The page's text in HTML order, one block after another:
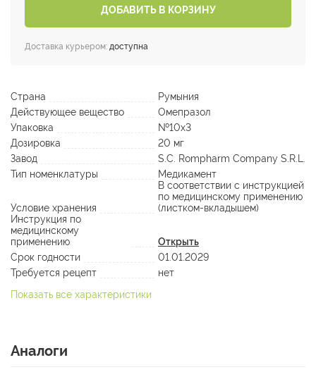
ДОБАВИТЬ В КОРЗИНУ
Доставка курьером: доступна
Страна
Румыния
Действующее вещество
Омепразол
Упаковка
№10х3
Дозировка
20 мг
Завод
S.C. Rompharm Company S.R.L.
Тип номенклатуры
Медикамент
Условие хранения
В соответствии с инструкцией
по медицинскому применению
(листком-вкладышем)
Инструкция по
медицинскому
применению
Открыть
Срок годности
01.01.2029
Требуется рецепт
нет
Показать все характеристики
Аналоги